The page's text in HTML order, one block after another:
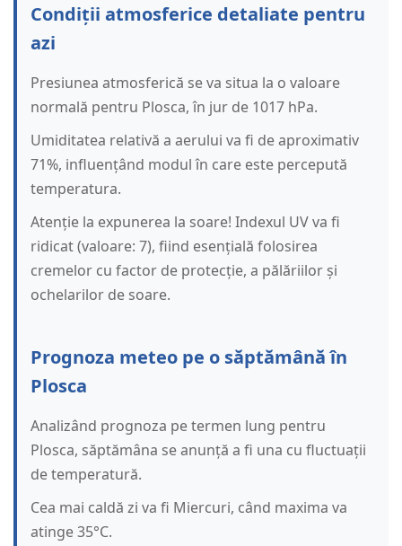
Condiții atmosferice detaliate pentru
azi
Presiunea atmosferică se va situa la o valoare
normală pentru Plosca, în jur de 1017 hPa.
Umiditatea relativă a aerului va fi de aproximativ
71%, influențând modul în care este percepută
temperatura.
Atenție la expunerea la soare! Indexul UV va fi
ridicat (valoare: 7), fiind esențială folosirea
cremelor cu factor de protecție, a pălăriilor și
ochelarilor de soare.
Prognoza meteo pe o săptămână în
Plosca
Analizând prognoza pe termen lung pentru
Plosca, săptămâna se anunță a fi una cu fluctuații
de temperatură.
Cea mai caldă zi va fi Miercuri, când maxima va
atinge 35°C.